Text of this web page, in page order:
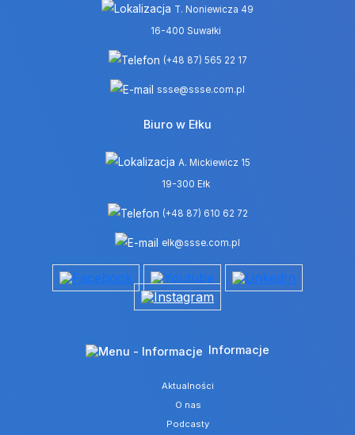
T. Noniewicza 49
16-400 Suwałki
(+48 87) 565 22 17
ssse@ssse.com.pl
Biuro w Ełku
A. Mickiewicz 15
19-300 Ełk
(+48 87) 610 62 72
elk@ssse.com.pl
Informacje
Aktualności
O nas
Podcasty